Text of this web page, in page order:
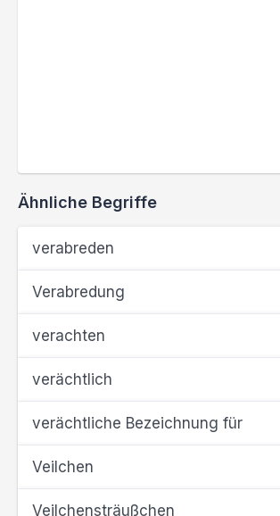
Ähnliche Begriffe
verabreden
Verabredung
verachten
verächtlich
verächtliche Bezeichnung für
Veilchen
Veilchensträußchen